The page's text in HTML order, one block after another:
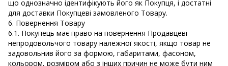
що однозначно ідентифікують його як Покупця, і достатні
для доставки Покупцеві замовленого Товару.
6. Повернення Товару
6.1. Покупець має право на повернення Продавцеві
непродовольчого товару належної якості, якщо товар не
задовольнив його за формою, габаритами, фасоном,
кольором, розміром або з інших причин не може бути ним